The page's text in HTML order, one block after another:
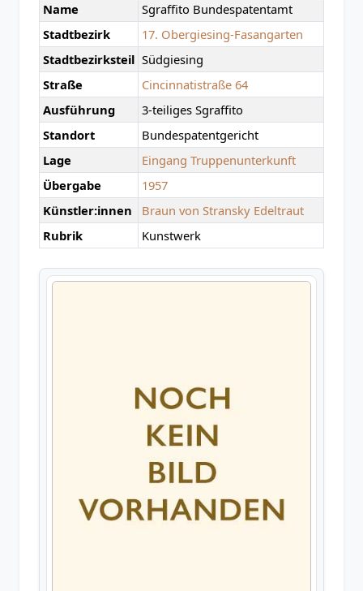
Name
Sgraffito Bundespatentamt
Stadtbezirk
17. Obergiesing-Fasangarten
Stadtbezirksteil Südgiesing
Straße
Cincinnatistraße 64
Ausführung
3-teiliges Sgraffito
Standort
Bundespatentgericht
Lage
Eingang Truppenunterkunft
Übergabe
1957
Künstler:innen
Braun von Stransky Edeltraut
Rubrik
Kunstwerk